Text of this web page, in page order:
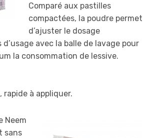
Comparé aux pastilles
compactées, la poudre permet
d’ajuster le dosage
avec la balle de lavage pour
la consommation de lessive.
rapide à appliquer.
Neem
sans